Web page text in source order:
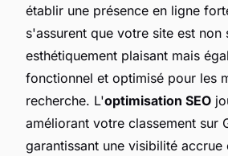
établir une présence en ligne
s'assurent que votre site est non
esthétiquement plaisant mais
fonctionnel et optimisé pour les
recherche. L'optimisation SEO
améliorant votre classement sur
garantissant une visibilité accrue